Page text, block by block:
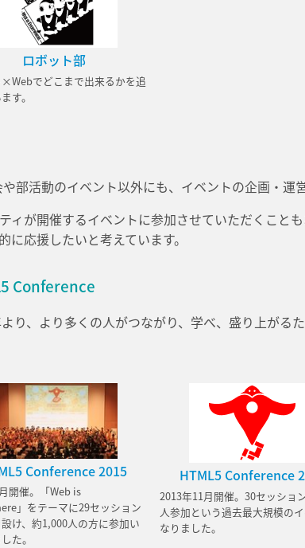
ロボット部
×Webでどこまで出来るかを追
す。
部活動のイベント以外にも、イベントの企画・運営
ィが開催するイベントに参加させていただくこと
応援したいと考えています。
Conference
り、より多くの人がつながり、学べ、盛り上がる
Conference 2015
開催。「Web is
」をテーマに29セッション
け、約1,000人の方に参加い
た。
HTML5 Conference
2013年11月開催。30セッショ
人参加という過去最大規模の
なりました。